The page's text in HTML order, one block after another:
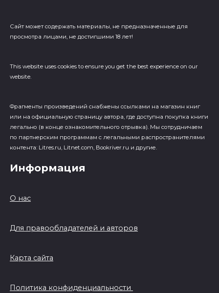
Сайт может содержать материалы, не предназначенные для
просмотра лицами, не достигшими 18 лет!
This website uses cookies to ensure you get the best experience on our
website.
Фрагменты произведений cнабжены ссылками на магазин книг
или на официальную страницу автора, где доступна покупка книги
легально (в конце ознакомительного отрывка). Мы сотрудничаем
по партнерским программам с легальными распространителями
контента: Litres.ru, Litnet.com, Bookriver.ru и другие.
Информация
О нас
Для правообладателей и авторов
Карта сайта
Политика конфиденциальности